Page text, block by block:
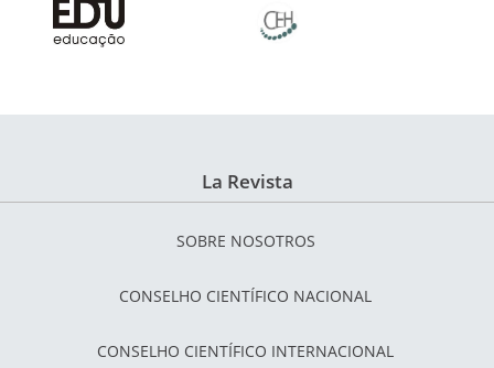
La Revista
SOBRE NOSOTROS
CONSELHO CIENTÍFICO NACIONAL
CONSELHO CIENTÍFICO INTERNACIONAL